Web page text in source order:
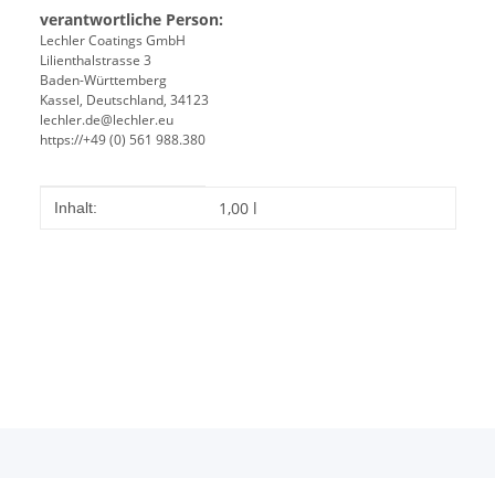
verantwortliche Person:
Lechler Coatings GmbH
Lilienthalstrasse 3
Baden-Württemberg
Kassel, Deutschland, 34123
lechler.de@lechler.eu
https://+49 (0) 561 988.380
Produkteigenschaft
Wert
Inhalt: 1,00 l